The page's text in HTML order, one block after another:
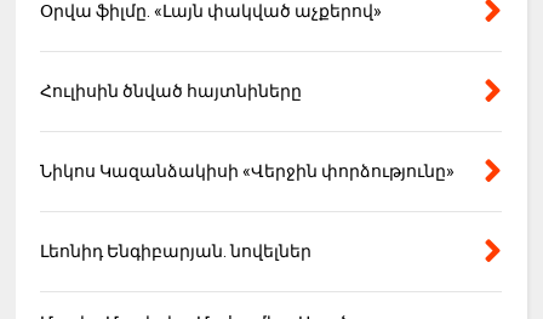
Օրվա ֆիլմը. «Լայն փակված աչքերով»
Հուլիսին ծնված հայտնիները
Նիկոս Կազանձակիսի «Վերջին փորձությունը»
Լեոնիդ Ենգիբարյան. նովելներ